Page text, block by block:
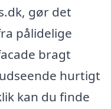
gør det
pålidelige
bragt
hurtigt
kan du finde